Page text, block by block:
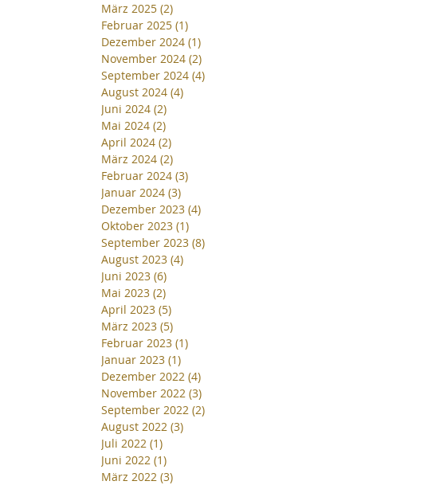
März 2025 (2)
Februar 2025 (1)
Dezember 2024 (1)
November 2024 (2)
September 2024 (4)
August 2024 (4)
Juni 2024 (2)
Mai 2024 (2)
April 2024 (2)
März 2024 (2)
Februar 2024 (3)
Januar 2024 (3)
Dezember 2023 (4)
Oktober 2023 (1)
September 2023 (8)
August 2023 (4)
Juni 2023 (6)
Mai 2023 (2)
April 2023 (5)
März 2023 (5)
Februar 2023 (1)
Januar 2023 (1)
Dezember 2022 (4)
November 2022 (3)
September 2022 (2)
August 2022 (3)
Juli 2022 (1)
Juni 2022 (1)
März 2022 (3)